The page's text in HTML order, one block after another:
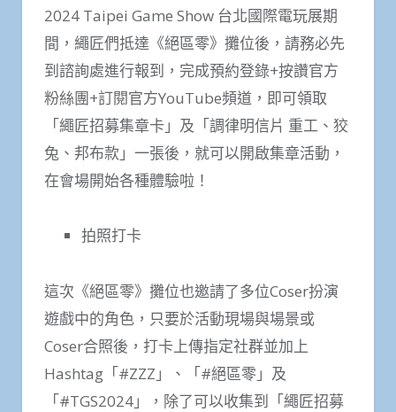
2024 Taipei Game Show 台北國際電玩展期
間，繩匠們抵達《絕區零》攤位後，請務必先
到諮詢處進行報到，完成預約登錄+按讚官方
粉絲團+訂閱官方YouTube頻道，即可領取
「繩匠招募集章卡」及「調律明信片 重工、狡
兔、邦布款」一張後，就可以開啟集章活動，
在會場開始各種體驗啦！
拍照打卡
這次《絕區零》攤位也邀請了多位Coser扮演
遊戲中的角色，只要於活動現場與場景或
Coser合照後，打卡上傳指定社群並加上
Hashtag「#ZZZ」、「#絕區零」及
「#TGS2024」，除了可以收集到「繩匠招募